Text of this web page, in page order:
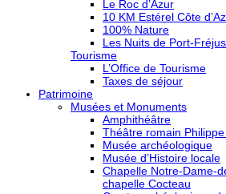
Le Roc d’Azur
10 KM Estérel Côte
100% Nature
Les Nuits de Port-Fréjus
Tourisme
L’Office de Tourisme
Taxes de séjour
Patrimoine
Musées et Monuments
Amphithéâtre
Théâtre romain
Musée archéologique
Musée d’Histoire locale
Chapelle Notre-Dame-
chapelle Cocteau